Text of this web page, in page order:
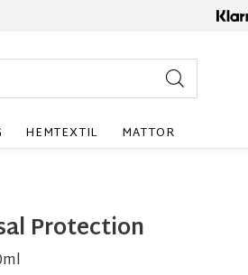
HEMTEXTIL MATTOR
Protection